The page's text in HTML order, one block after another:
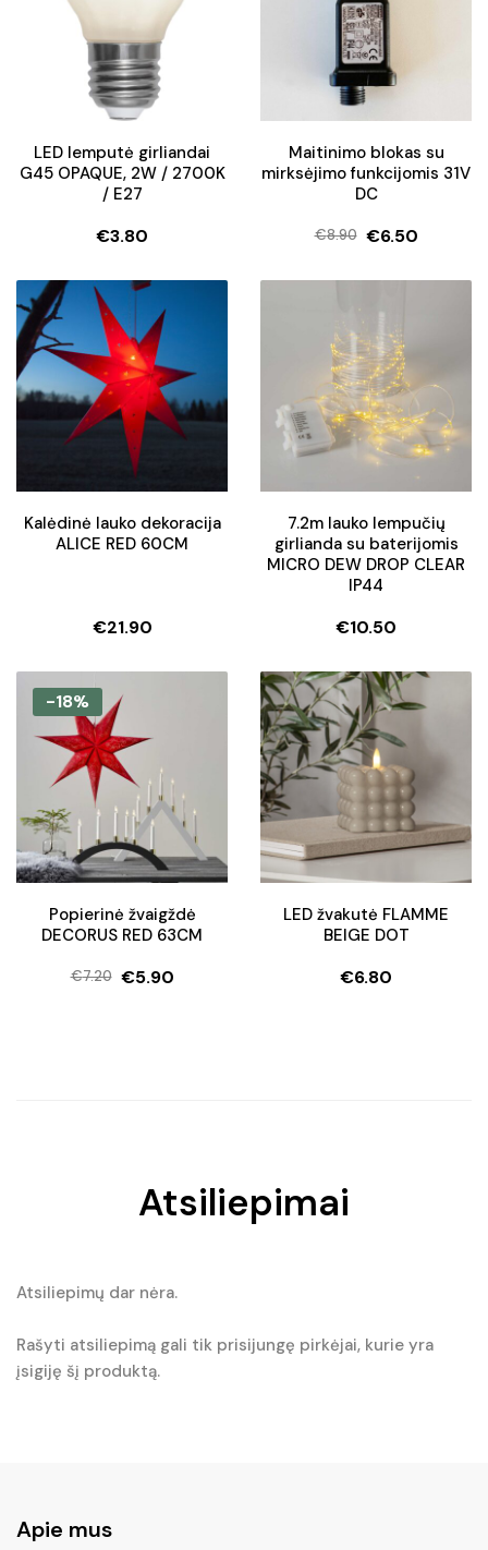
LED lemputė girliandai
G45 OPAQUE, 2W / 2700K
/ E27
€3.80
Maitinimo blokas su
mirksėjimo funkcijomis 31V
DC
€8.90
Original
price
€8.90.
€6.50
Current
price
€6.50.
Kalėdinė lauko dekoracija
ALICE RED 60CM
€21.90
7.2m lauko lempučių
girlianda su baterijomis
MICRO DEW DROP CLEAR
IP44
€10.50
-18%
Popierinė žvaigždė
DECORUS RED 63CM
€7.20
Original
€5.90
Current
LED žvakutė FLAMME
BEIGE DOT
€6.80
Atsiliepimai
Atsiliepimų dar nėra.
Rašyti atsiliepimą gali tik prisijungę pirkėjai, kurie yra
įsigiję šį produktą.
Apie mus